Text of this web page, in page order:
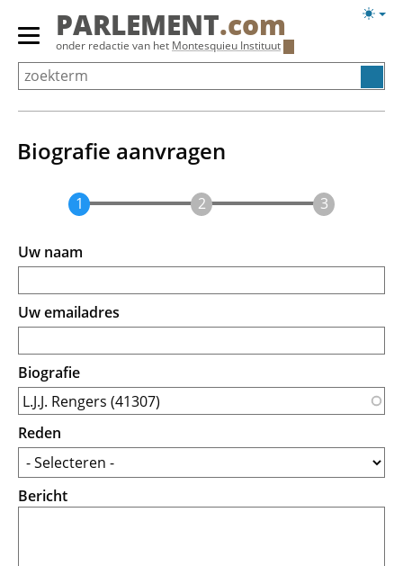
Overslaan
Primair
menu
tonen/verbergen
PARLEMENT.com
onder redactie van het Montesquieu Instituut
Biografie aanvragen
Uw naam
Uw emailadres
Biografie
Reden
Bericht